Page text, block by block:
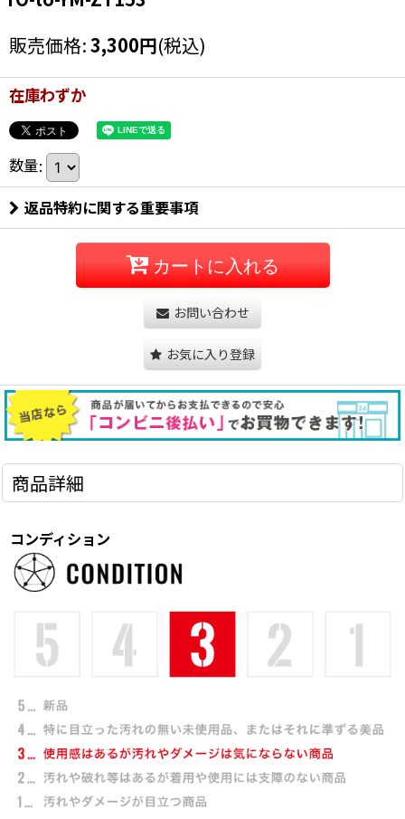
販売価格:3,300円(税込)
在庫わずか
数量:
返品特約に関する重要事項
カートに入れる
お問い合わせ
お気に入り登録
商品詳細
コンディション